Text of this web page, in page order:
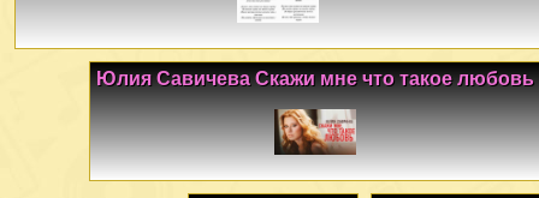
Юлия Савичева Скажи мне что такое любовь